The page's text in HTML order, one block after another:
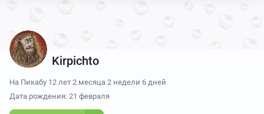
Kirpichto
На Пикабу 12 лет 2 месяца 2 недели 6 дней
Дата рождения: 21 февраля